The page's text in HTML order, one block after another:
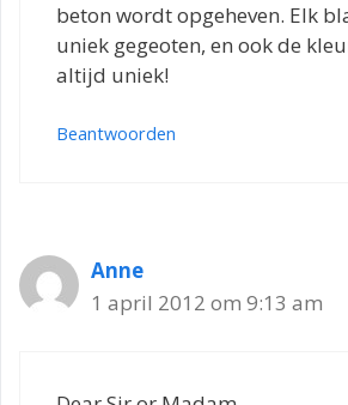
beton wordt opgeheven. Elk
uniek gegeoten, en ook de
altijd uniek!
Beantwoorden
Anne
1 april 2012 om 9:13 am